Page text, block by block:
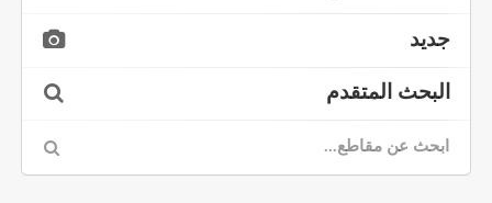
جديد
البحث المتقدم